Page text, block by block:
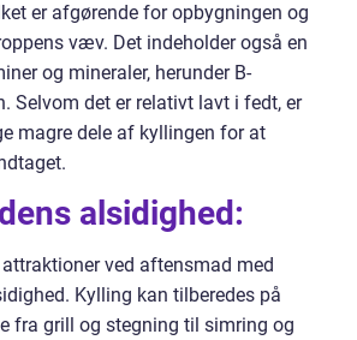
er afgørende for opbygningen og
væv. Det indeholder også en
og mineraler, herunder B-
Selvom det er relativt lavt i fedt, er
magre dele af kyllingen for at
alsidighed:
ved aftensmad med
Kylling kan tilberedes på
fra grill og stegning til simring og